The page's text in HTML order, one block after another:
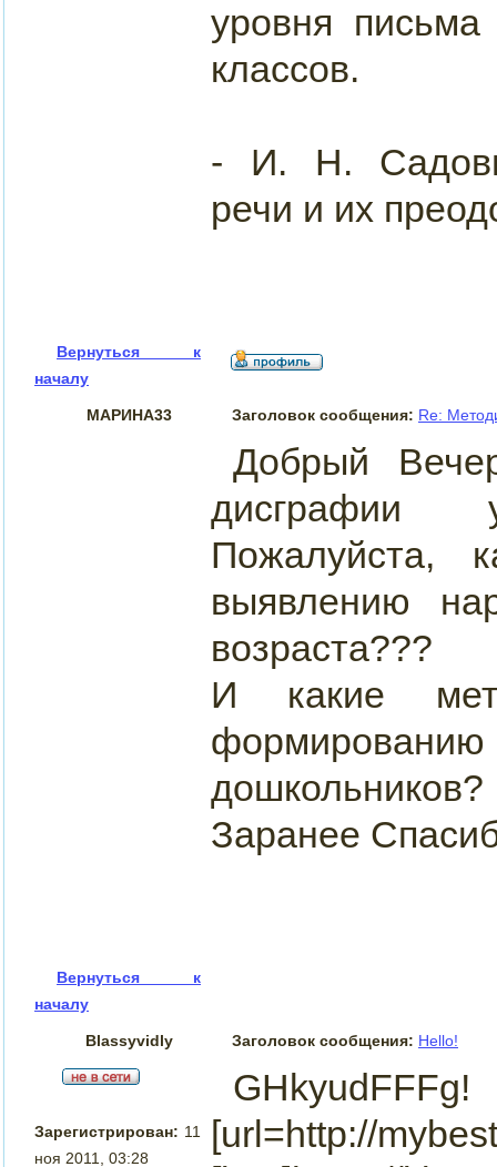
уровня
классов.
- И. Н.
речи и их
Вернуться к
началу
МАРИНА33 Заголовок сообщения: Re:
Добрый
дисграфии
Пожалуйста,
выявлению
возраста???
И какие
дошкольников?
Заранее
Вернуться к
началу
Blassyvidly Заголовок сообщения: Hello!
Зарегистрирован: 11
ноя 2011, 03:28
GHkyudFFFg!
[url=http://